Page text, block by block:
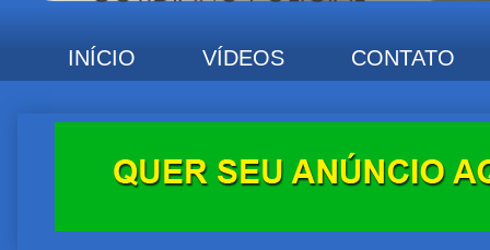
INÍCIO VÍDEOS CONTATO